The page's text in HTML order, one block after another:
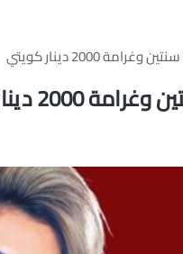
2000 دينار كويتي
دينار كويتي